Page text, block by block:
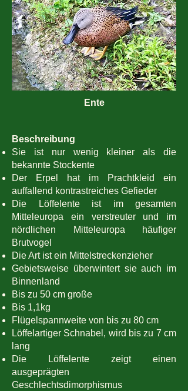
Ente
Beschreibung
Sie ist nur wenig kleiner als die
bekannte Stockente
Der Erpel hat im Prachtkleid ein
auffallend kontrastreiches Gefieder
Die Löffelente ist im gesamten
Mitteleuropa ein verstreuter und im
nördlichen Mitteleuropa häufiger
Brutvogel
Die Art ist ein Mittelstreckenzieher
Gebietsweise überwintert sie auch im
Binnenland
Bis zu 50 cm große
Bis 1,1kg
Flügelspannweite von bis zu 80 cm
Löffelartiger Schnabel, wird bis zu 7 cm
lang
Die Löffelente zeigt einen
ausgeprägten
Geschlechtsdimorphismus